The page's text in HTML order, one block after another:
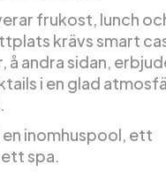
frukost, lunch
krävs smart
å andra sidan,
i en glad
inomhuspool, ett
spa.